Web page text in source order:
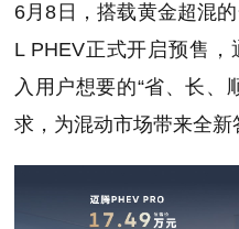
6月8日，搭载黄金超混
L PHEV正式开启预售
入用户想要的“省、长、
求，为混动市场带来全新